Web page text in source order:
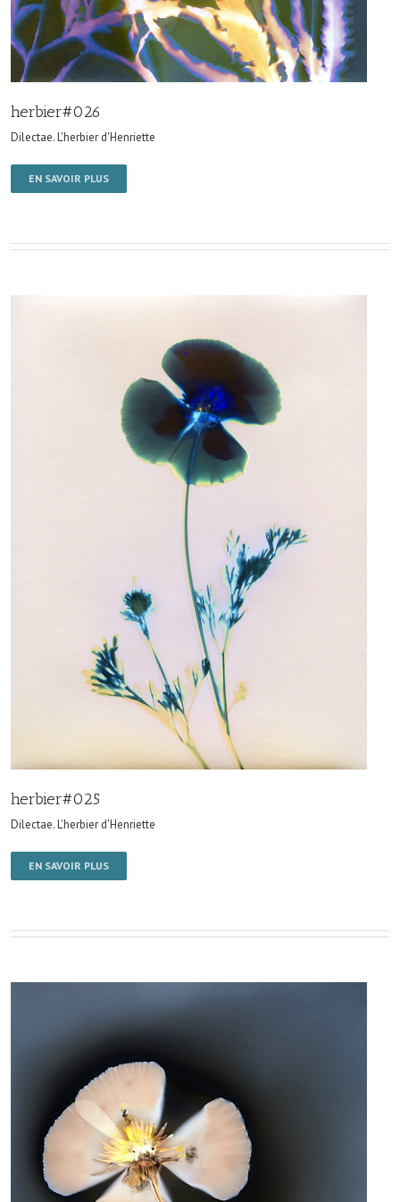
herbier#026
Dilectae. L'herbier d'Henriette
EN SAVOIR PLUS
herbier#025
Dilectae. L'herbier d'Henriette
EN SAVOIR PLUS